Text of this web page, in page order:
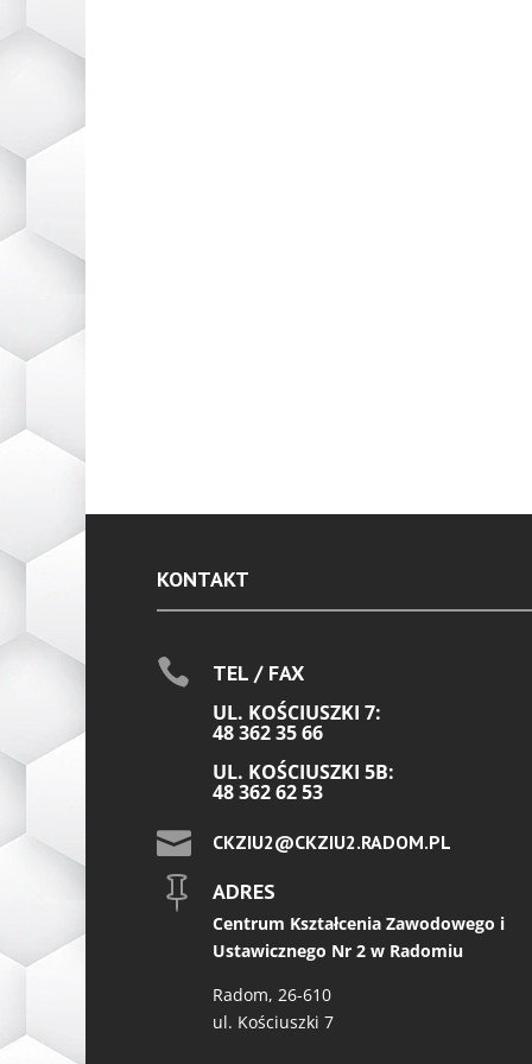
KONTAKT
 TEL / FAX
UL. KOŚCIUSZKI 7:
48 362 35 66
UL. KOŚCIUSZKI 5B:
48 362 62 53
 CKZIU2@CKZIU2.RADOM.PL
 ADRES
Centrum Kształcenia Zawodowego i
Ustawicznego Nr 2 w Radomiu
Radom, 26-610
ul. Kościuszki 7